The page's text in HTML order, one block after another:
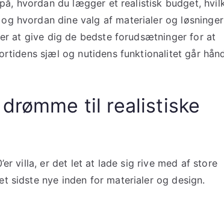
hvordan du lægger et realistisk budget,
hvordan dine valg af materialer og løsninger
at give dig de bedste forudsætninger for at
sjæl og nutidens funktionalitet går
til realistiske
villa, er det let at lade sig rive med af store
sidste nye inden for materialer og design.